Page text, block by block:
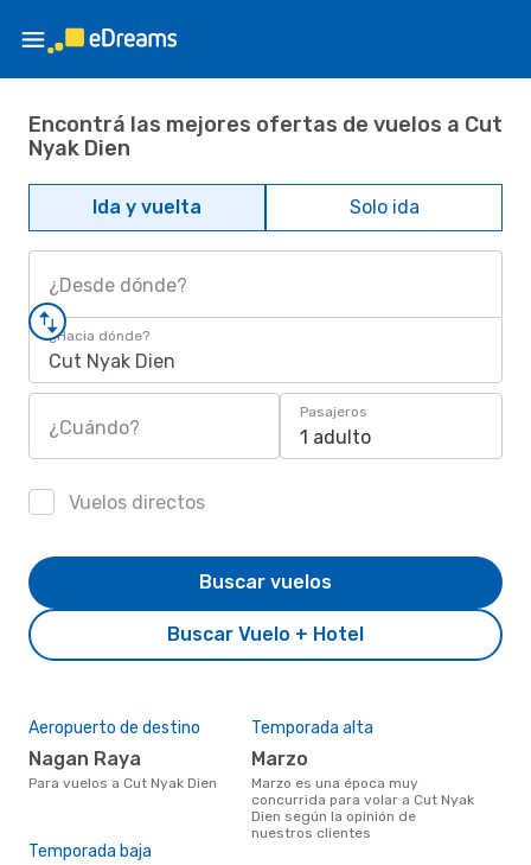
Encontrá las mejores ofertas de vuelos a Cut
Nyak Dien
Ida y vuelta Solo ida
¿Desde dónde?
¿Hacia dónde?
Cut Nyak Dien
¿Cuándo?
Pasajeros
1 adulto
Vuelos directos
Buscar Vuelo + Hotel
Buscar vuelos
Aeropuerto de destino
Nagan Raya
Para vuelos a Cut Nyak Dien
Temporada alta
marzo
marzo es una época muy
concurrida para volar a Cut Nyak
Dien según la opinión de
nuestros clientes
Temporada baja